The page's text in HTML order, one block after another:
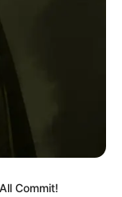
Commit!